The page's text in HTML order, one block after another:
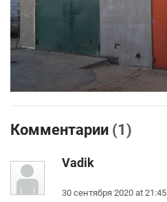
Комментарии (1)
Vadik
30 сентября 2020 at 21:45